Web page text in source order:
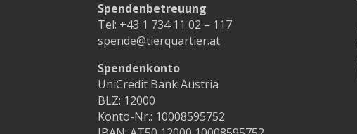
Spendenbetreuung
Tel: +43 1 734 11 02 – 117
spende@tierquartier.at
Spendenkonto
UniCredit Bank Austria
BLZ: 12000
Konto-Nr.: 10008595752